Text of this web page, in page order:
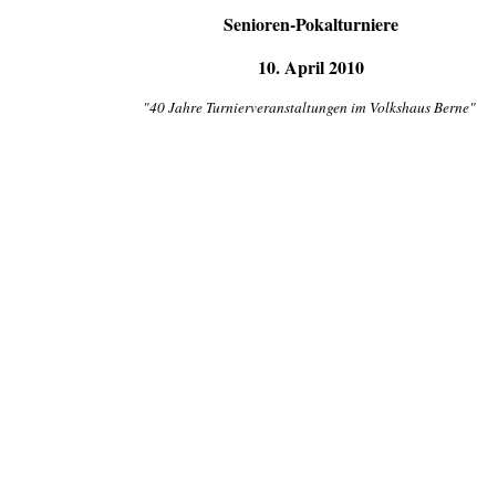
Senioren-Pokalturniere
10. April 2010
"40 Jahre Turnierveranstaltungen im Volkshaus Berne"